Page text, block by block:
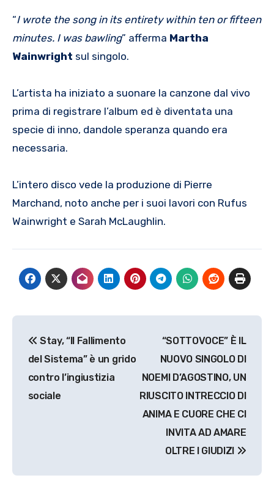
“I wrote the song in its entirety within ten or fifteen
minutes. I was bawling” afferma Martha
Wainwright sul singolo.
L’artista ha iniziato a suonare la canzone dal vivo
prima di registrare l’album ed è diventata una
specie di inno, dandole speranza quando era
necessaria.
L’intero disco vede la produzione di Pierre
Marchand, noto anche per i suoi lavori con Rufus
Wainwright e Sarah McLaughlin.
articoli
Stay, “Il Fallimento
del Sistema” è un grido
contro l’ingiustizia
sociale
“SOTTOVOCE” È IL
NUOVO SINGOLO DI
NOEMI D’AGOSTINO, UN
RIUSCITO INTRECCIO DI
ANIMA E CUORE CHE CI
INVITA AD AMARE
OLTRE I GIUDIZI